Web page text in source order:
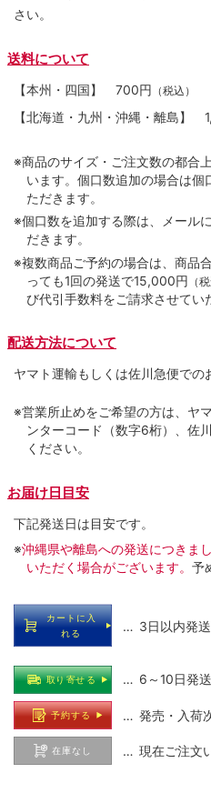
さい。
送料について
【本州・四国】 700円 （税込）
【北海道・九州・沖縄・離島】
※商品のサイズ・ご注文数の都合
います。個口数追加の場合は
ただきます。
※個口数を追加する際は、メール
だきます。
※複数商品ご予約の場合は、商品
っても1回の発送で15,000円 （
び代引手数料をご請求させてい
配送方法について
ヤマト運輸もしくは佐川急便での
※営業所止めをご希望の方は、ヤ
ンターコード（数字6桁）、佐
ください。
お届け日目安
下記発送日は目安です。
※沖縄県や離島への発送につきま
いただく場合がございます。 予
カートに入
れる
… 3日以内発送
取り寄せる … 6～10日発送
予約する … 発売・入荷
在庫なし … 現在ご注文